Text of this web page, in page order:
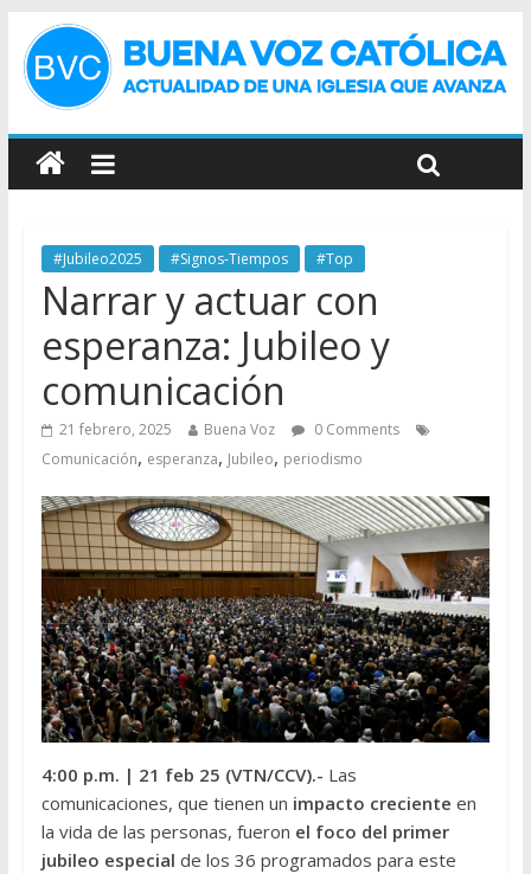
#Jubileo2025 #Signos-Tiempos #Top
Narrar y actuar con
esperanza: Jubileo y
comunicación
21 febrero, 2025 Buena Voz
0 Comments
Comunicación, esperanza, Jubileo, periodismo
4:00 p.m. | 21 feb 25 (VTN/CCV).- Las
comunicaciones, que tienen un impacto creciente en
la vida de las personas, fueron el foco del primer
jubileo especial de los 36 programados para este